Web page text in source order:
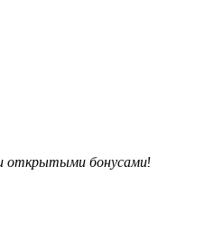
открытыми бонусами!